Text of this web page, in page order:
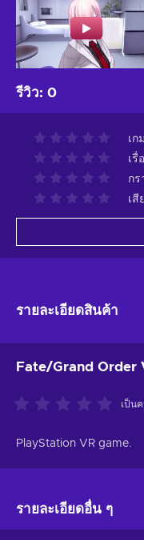
รีวิว: 0
เก
เรื่
กร
เสี
รายละเอียดสินค้า
Fate/Grand Order
เป็น
PlayStation VR game.
รายละเอียดอื่น ๆ